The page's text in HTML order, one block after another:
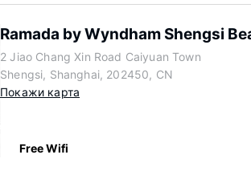
Ramada by Wyndham Shengsi
2 Jiao Chang Xin Road Caiyuan Town
Shengsi, Shanghai, 202450, CN
Покажи карта
Free Wifi